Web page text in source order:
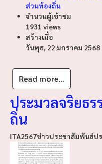
ส่วนท้องถิ่น
จำนวนผู้เข้าชม
1931 views
สร้างเมื่อ
วันพุธ, 22 มกราคม 2568
Read more...
ประมวลจริยธ
ถิ่น
ITA2567ข่าวประชาสัมพันธ์ป